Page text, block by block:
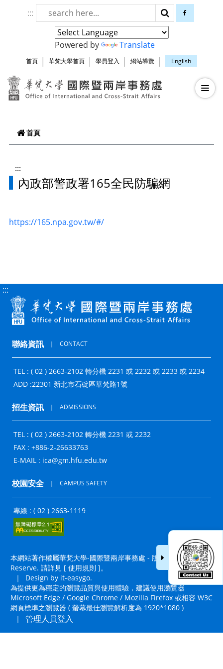
跳到頁面主要內容區
::: 搜尋 facebook
Powered by Translate
首頁 華梵大學首頁 學員登入 網站導覽 English
華梵大學智慧
—
—
—
首頁
:::
內政部警政署165全民防騙網
https://165.npa.gov.tw/#/
:::
聯絡資訊 ｜ CONTACT
TEL : ( 02 ) 2663-2102 轉分機 2231 或 2232 或 2233 或 2234
ADD :22301 新北市石碇區華梵路1號
招生資訊 ｜ ADMISSIONS
TEL : ( 02 ) 2663-2102 轉分機 2231 或 2232
FAX : +886-2-26633763
E-MAIL : ica@gm.hfu.edu.tw
校園安全 ｜ CAMPUS SAFETY
專線 : ( 02 ) 2663-1119
本網站著作權屬華梵大學-國際暨兩岸事務處 - 版權所有, All Right
Reserve. 請詳見 [ 使用規則 ]。
｜
Design by it-easygo.
為提供更為穩定的瀏覽品質與使用體驗，建議使用瀏覽器
Microsoft Edge / Google Chrome / Mozilla Firefox 或相容 W3C
網頁標準之瀏覽器 ( 螢幕最佳瀏覽解析度為 1920*1080 )
｜
管理人員登入